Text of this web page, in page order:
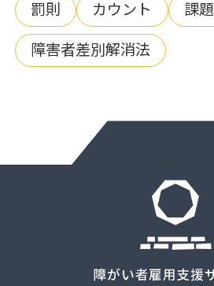
罰則 カウント 課題
障害者差別解消法